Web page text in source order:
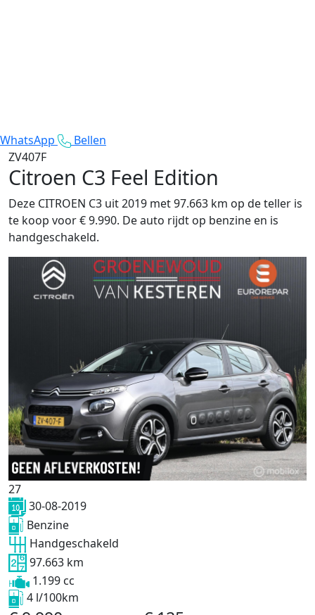
WhatsApp
Bellen
ZV407F
Citroen C3 Feel Edition
Deze CITROEN C3 uit 2019 met 97.663 km op de teller is
te koop voor € 9.990. De auto rijdt op benzine en is
handgeschakeld.
27
30-08-2019
Benzine
Handgeschakeld
97.663 km
1.199 cc
4 l/100km